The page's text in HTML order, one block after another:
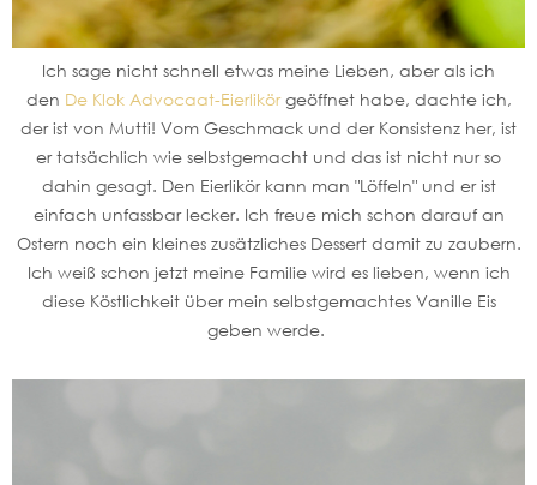
Ich sage nicht schnell etwas meine Lieben, aber als ich
den De Klok Advocaat-Eierlikörgeöffnet habe, dachte ich,
der ist von Mutti! Vom Geschmack und der Konsistenz her, ist
er tatsächlich wie selbstgemacht und das ist nicht nur so
dahin gesagt. Den Eierlikör kann man "Löffeln" und er ist
einfach unfassbar lecker. Ich freue mich schon darauf an
Ostern noch ein kleines zusätzliches Dessert damit zu zaubern.
Ich weiß schon jetzt meine Familie wird es lieben, wenn ich
diese Köstlichkeit über mein selbstgemachtes Vanille Eis
geben werde.